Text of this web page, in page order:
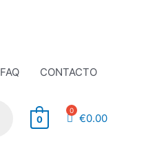
FAQ
CONTACTO
0 €0.00